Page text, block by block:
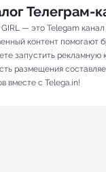
Телеграм-
GIRL — это Telegam
контент помогают
запустить рекламную
размещения
вместе с Telega.in!